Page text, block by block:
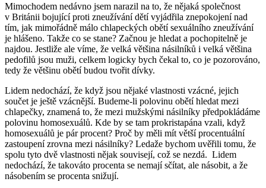
Mimochodem nedávno jsem narazil na to, že nějaká společnost
v Británii bojující proti zneužívání dětí vyjádřila znepokojení nad
tím, jak mimořádně málo chlapeckých obětí sexuálního zneužívání
je hlášeno. Takže co se stane? Začnou je hledat a pochopitelně je
najdou. Jestliže ale víme, že velká většina násilníků i velká většina
pedofilů jsou muži, celkem logicky bych čekal to, co je pozorováno,
tedy že většinu obětí budou tvořit dívky.
Lidem nedochází, že když jsou nějaké vlastnosti vzácné, jejich
součet je ještě vzácnější. Budeme-li polovinu obětí hledat mezi
chlapečky, znamená to, že mezi mužskými násilníky předpokládáme
polovinu homosexuálů. Kde by se tam prokristapána vzali, když
homosexuálů je pár procent? Proč by měli mít větší procentuální
zastoupení zrovna mezi násilníky? Ledaže bychom uvěřili tomu, že
spolu tyto dvě vlastnosti nějak souvisejí, což se nezdá. Lidem
nedochází, že takováto procenta se nemají sčítat, ale násobit, a že
násobením se procenta snižují.